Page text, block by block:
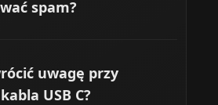
spam?
uwagę przy
USB C?